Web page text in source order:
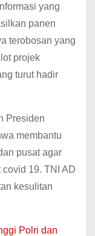
yang
panen
terobosan yang
projek
turut hadir
Presiden
membantu
pusat agar
19. TNI AD
kesulitan
Polri dan